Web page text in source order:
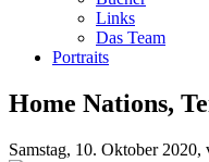
Links
Das Team
Portraits
Home Nations,
Samstag, 10. Oktober 2020,